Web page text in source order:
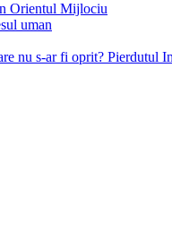
Orientul Mijlociu
uman
nu s-ar fi oprit? Pierdutul